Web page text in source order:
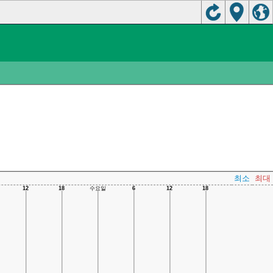
최소 최대